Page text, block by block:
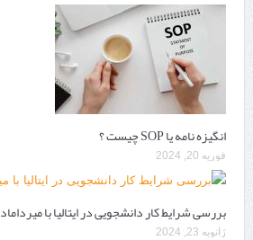
انگیزه نامه یا SOP چیست ؟
فوریه 20, 2024
بررسی شرایط کار دانشجویی در ایتالیا با میرداماد
ژانویه 23, 2024